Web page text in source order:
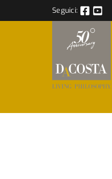
Seguici: